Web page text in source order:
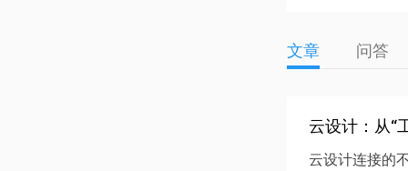
文章 问答
云设计：从“
云设计连接的